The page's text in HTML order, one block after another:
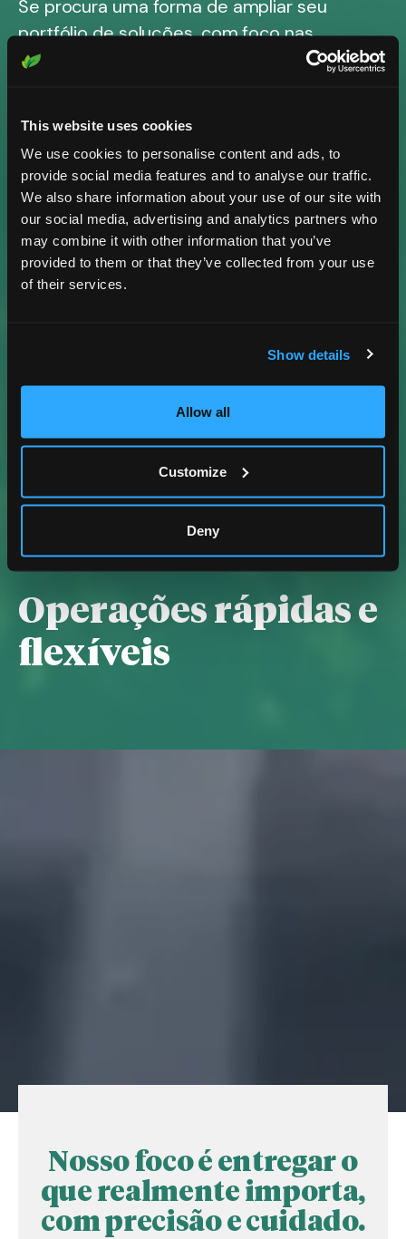
This website uses cookies
We use cookies to personalise content and ads, to
provide social media features and to analyse our traffic.
We also share information about your use of our site with
our social media, advertising and analytics partners who
may combine it with other information that you’ve
provided to them or that they’ve collected from your use
of their services.
Show details
Allow all
Customize
Deny
Se procura uma forma de ampliar seu
portfólio de soluções, com foco nas
necessidades dos seus clientes, fale
CONTACTO
9.100+ Registos em
todo o mundo.
Pesquisa
Suporte técnico
especializado
Operações rápidas e
flexíveis
Nosso foco é entregar o
que realmente importa,
com precisão e cuidado.